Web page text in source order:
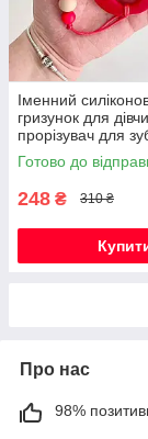
Іменний
гризунок для
прорізувач для
Монстера
Готово до
248 ₴ 310 ₴
Про нас
98%